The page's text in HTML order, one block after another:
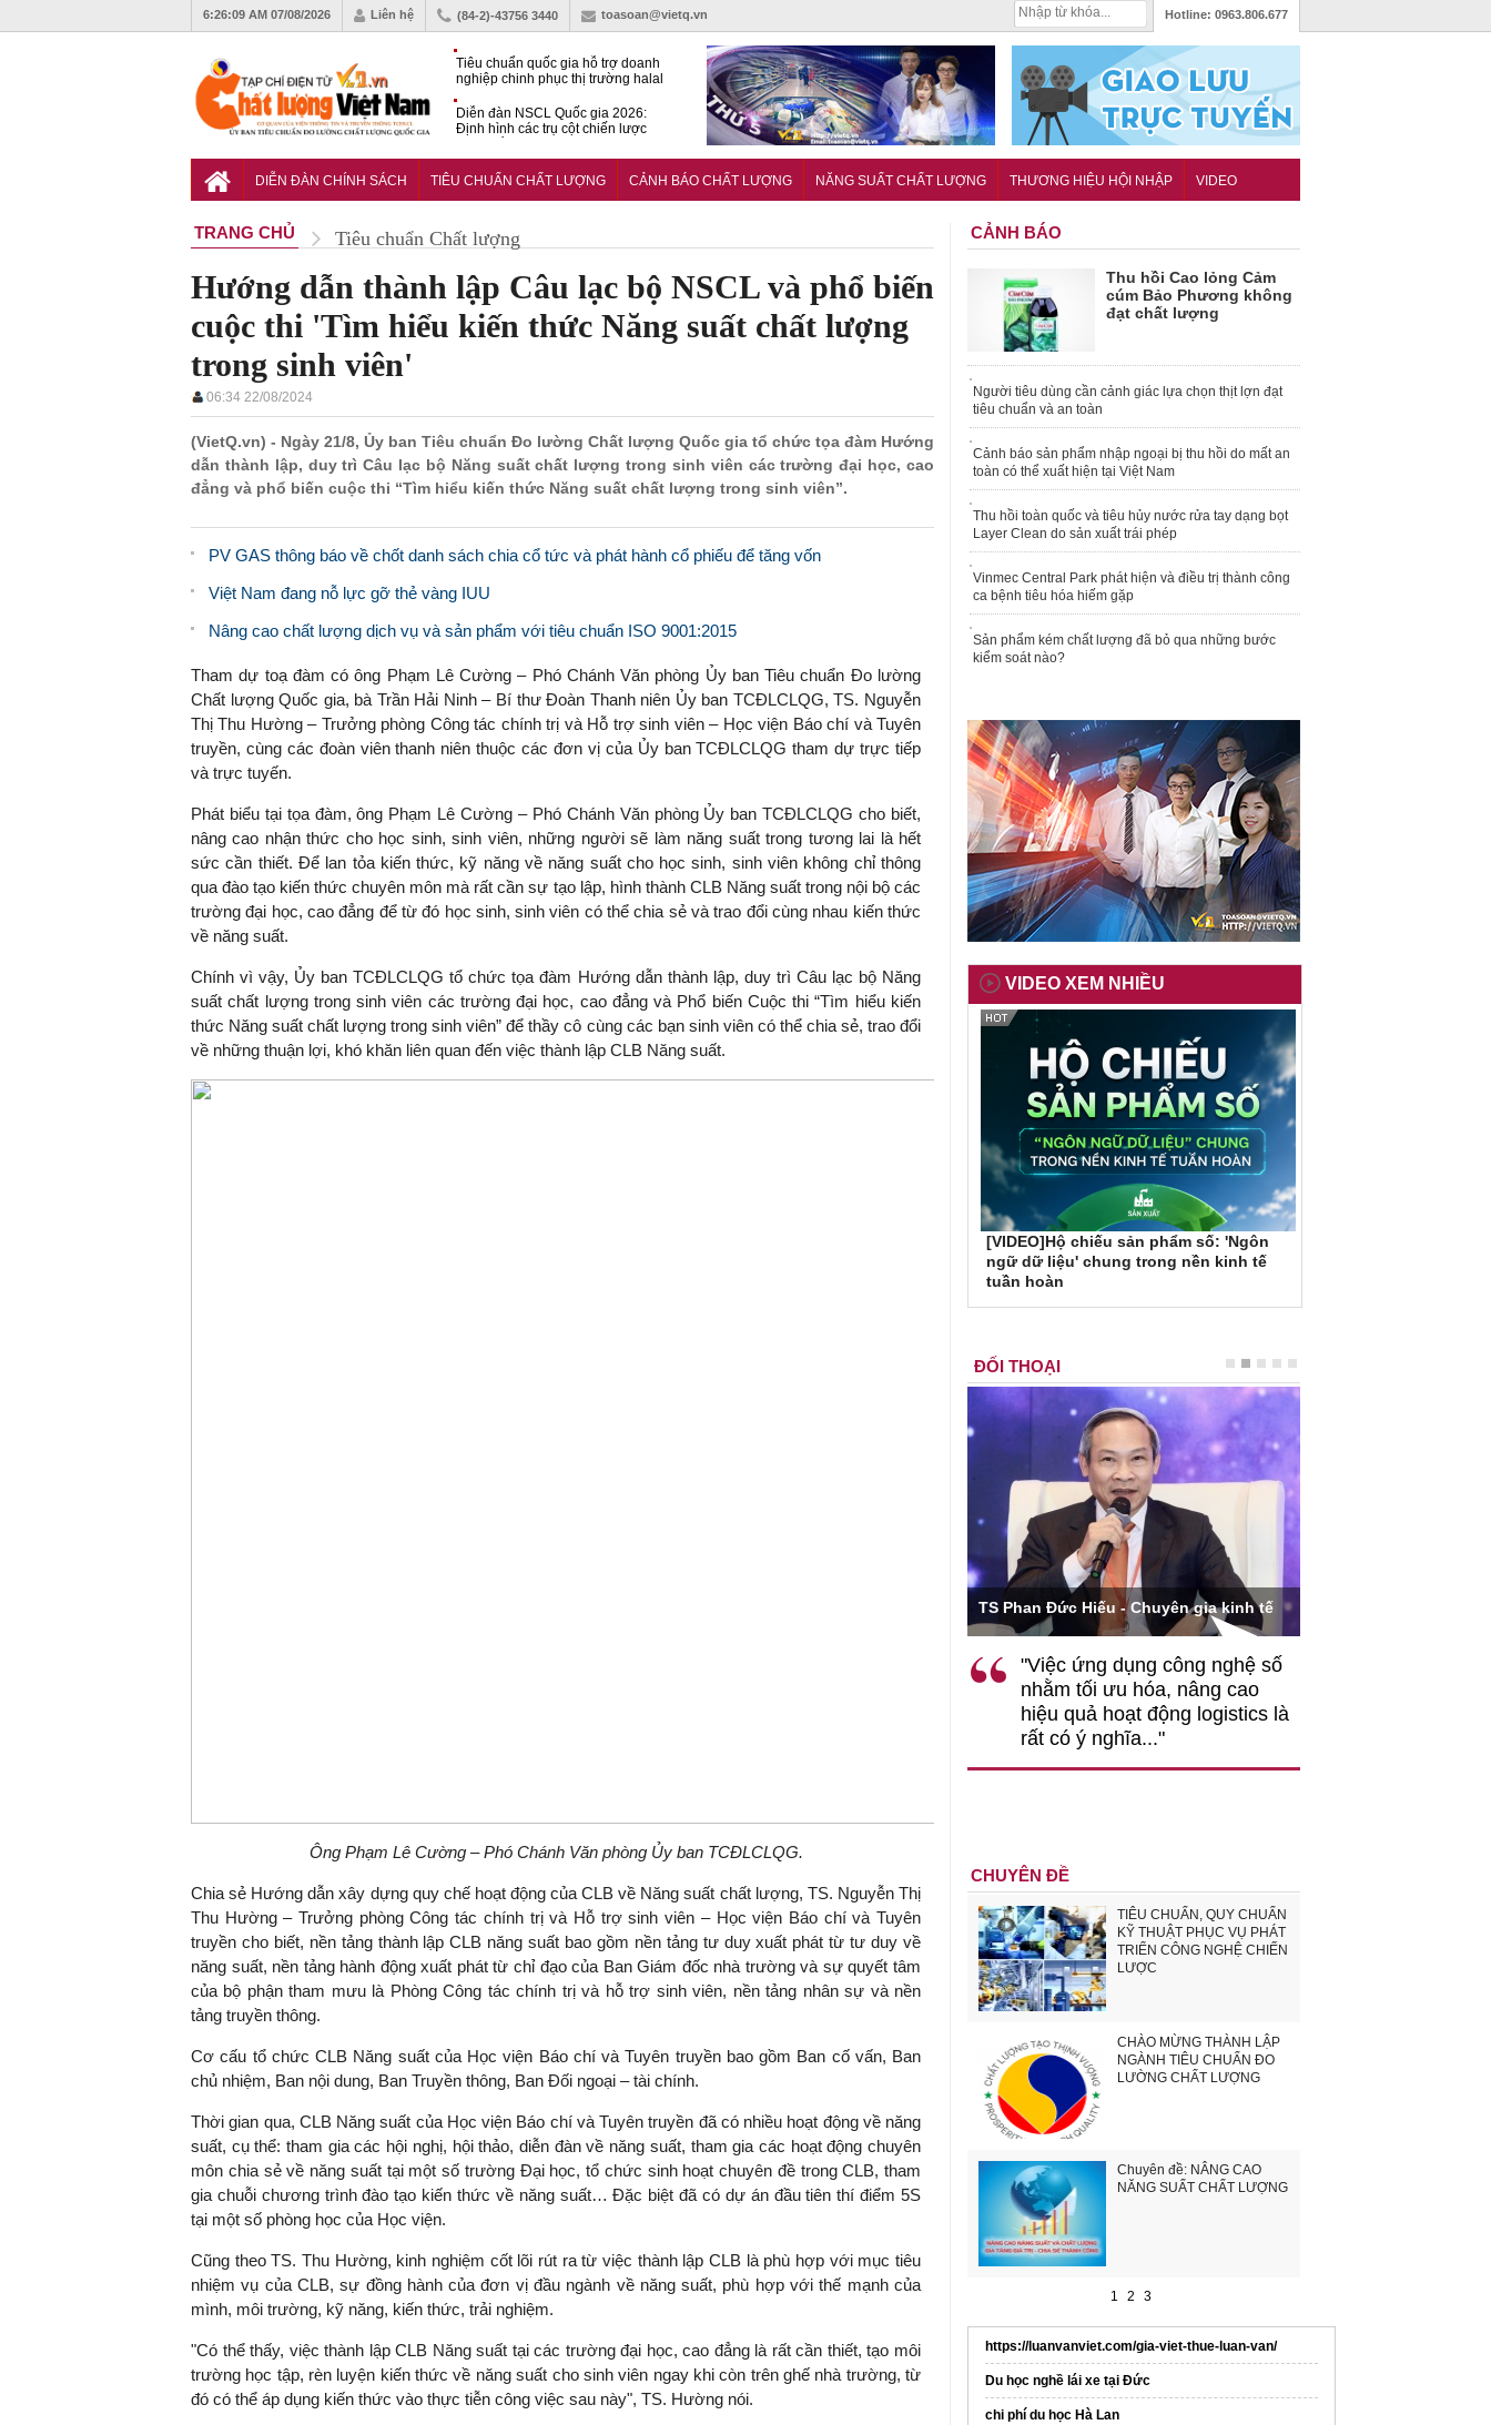
6:26:10 AM 07/08/2026 Liên hệ (84-2)-43756 3440 toasoan@vietq.vn Hotline: 0963.806.677
Tiêu chuẩn quốc gia hỗ trợ doanh
nghiệp chinh phục thị trường halal
Diễn đàn NSCL Quốc gia 2026:
Định hình các trụ cột chiến lược
Chất lượng Quốc gia năm 2026
DIỄN ĐÀN CHÍNH SÁCH TIÊU CHUẨN CHẤT LƯỢNG CẢNH BÁO CHẤT LƯỢNG NĂNG SUẤT CHẤT LƯỢNG THƯƠNG HIỆU HỘI NHẬP VIDEO
TRANG CHỦ Tiêu chuẩn Chất lượng
Hướng dẫn thành lập Câu lạc bộ NSCL và phổ biến
cuộc thi 'Tìm hiểu kiến thức Năng suất chất lượng
trong sinh viên'
06:34 22/08/2024
(VietQ.vn) - Ngày 21/8, Ủy ban Tiêu chuẩn Đo lường Chất lượng Quốc gia tổ chức tọa đàm Hướng
dẫn thành lập, duy trì Câu lạc bộ Năng suất chất lượng trong sinh viên các trường đại học, cao
đẳng và phổ biến cuộc thi “Tìm hiểu kiến thức Năng suất chất lượng trong sinh viên”.
PV GAS thông báo về chốt danh sách chia cổ tức và phát hành cổ phiếu để tăng vốn
Việt Nam đang nỗ lực gỡ thẻ vàng IUU
Nâng cao chất lượng dịch vụ và sản phẩm với tiêu chuẩn ISO 9001:2015
Tham dự toạ đàm có ông Phạm Lê Cường – Phó Chánh Văn phòng Ủy ban Tiêu chuẩn Đo lường
Chất lượng Quốc gia, bà Trần Hải Ninh – Bí thư Đoàn Thanh niên Ủy ban TCĐLCLQG, TS. Nguyễn
Thị Thu Hường – Trưởng phòng Công tác chính trị và Hỗ trợ sinh viên – Học viện Báo chí và Tuyên
truyền, cùng các đoàn viên thanh niên thuộc các đơn vị của Ủy ban TCĐLCLQG tham dự trực tiếp
và trực tuyến.
Phát biểu tại tọa đàm, ông Phạm Lê Cường – Phó Chánh Văn phòng Ủy ban TCĐLCLQG cho biết,
nâng cao nhận thức cho học sinh, sinh viên, những người sẽ làm năng suất trong tương lai là hết
sức cần thiết. Để lan tỏa kiến thức, kỹ năng về năng suất cho học sinh, sinh viên không chỉ thông
qua đào tạo kiến thức chuyên môn mà rất cần sự tạo lập, hình thành CLB Năng suất trong nội bộ các
trường đại học, cao đẳng để từ đó học sinh, sinh viên có thể chia sẻ và trao đổi cùng nhau kiến thức
về năng suất.
Chính vì vậy, Ủy ban TCĐLCLQG tổ chức tọa đàm Hướng dẫn thành lập, duy trì Câu lạc bộ Năng
suất chất lượng trong sinh viên các trường đại học, cao đẳng và Phổ biến Cuộc thi “Tìm hiểu kiến
thức Năng suất chất lượng trong sinh viên” để thầy cô cùng các bạn sinh viên có thể chia sẻ, trao đổi
về những thuận lợi, khó khăn liên quan đến việc thành lập CLB Năng suất.
Ông Phạm Lê Cường – Phó Chánh Văn phòng Ủy ban TCĐLCLQG.
Chia sẻ Hướng dẫn xây dựng quy chế hoạt động của CLB về Năng suất chất lượng, TS. Nguyễn Thị
Thu Hường – Trưởng phòng Công tác chính trị và Hỗ trợ sinh viên – Học viện Báo chí và Tuyên
truyền cho biết, nền tảng thành lập CLB năng suất bao gồm nền tảng tư duy xuất phát từ tư duy về
năng suất, nền tảng hành động xuất phát từ chỉ đạo của Ban Giám đốc nhà trường và sự quyết tâm
của bộ phận tham mưu là Phòng Công tác chính trị và hỗ trợ sinh viên, nền tảng nhân sự và nền
tảng truyền thông.
Cơ cấu tổ chức CLB Năng suất của Học viện Báo chí và Tuyên truyền bao gồm Ban cố vấn, Ban
chủ nhiệm, Ban nội dung, Ban Truyền thông, Ban Đối ngoại – tài chính.
Thời gian qua, CLB Năng suất của Học viện Báo chí và Tuyên truyền đã có nhiều hoạt động về năng
suất, cụ thể: tham gia các hội nghị, hội thảo, diễn đàn về năng suất, tham gia các hoạt động chuyên
môn chia sẻ về năng suất tại một số trường Đại học, tổ chức sinh hoạt chuyên đề trong CLB, tham
gia chuỗi chương trình đào tạo kiến thức về năng suất… Đặc biệt đã có dự án đầu tiên thí điểm 5S
tại một số phòng học của Học viện.
Cũng theo TS. Thu Hường, kinh nghiệm cốt lõi rút ra từ việc thành lập CLB là phù hợp với mục tiêu
nhiệm vụ của CLB, sự đồng hành của đơn vị đầu ngành về năng suất, phù hợp với thế mạnh của
mình, môi trường, kỹ năng, kiến thức, trải nghiệm.
"Có thể thấy, việc thành lập CLB Năng suất tại các trường đại học, cao đẳng là rất cần thiết, tạo môi
trường học tập, rèn luyện kiến thức về năng suất cho sinh viên ngay khi còn trên ghế nhà trường, từ
đó có thể áp dụng kiến thức vào thực tiễn công việc sau này", TS. Hường nói.
CẢNH BÁO
Thu hồi Cao lỏng Cảm
cúm Bảo Phương không
đạt chất lượng
Người tiêu dùng cần cảnh giác lựa chọn thịt lợn đạt
tiêu chuẩn và an toàn
Cảnh báo sản phẩm nhập ngoại bị thu hồi do mất an
toàn có thể xuất hiện tại Việt Nam
Thu hồi toàn quốc và tiêu hủy nước rửa tay dạng bọt
Layer Clean do sản xuất trái phép
Vinmec Central Park phát hiện và điều trị thành công
ca bệnh tiêu hóa hiếm gặp
Sản phẩm kém chất lượng đã bỏ qua những bước
kiểm soát nào?
VIDEO XEM NHIỀU
[VIDEO]Hộ chiếu sản phẩm số: 'Ngôn
ngữ dữ liệu' chung trong nền kinh tế
tuần hoàn
ĐỐI THOẠI
TS Phan Đức Hiếu - Chuyên gia kinh tế
"Việc ứng dụng công nghệ số
nhằm tối ưu hóa, nâng cao
hiệu quả hoạt động logistics là
rất có ý nghĩa..."
CHUYÊN ĐỀ
TIÊU CHUẨN, QUY CHUẨN
KỸ THUẬT PHỤC VỤ PHÁT
TRIỂN CÔNG NGHỆ CHIẾN
LƯỢC
CHÀO MỪNG THÀNH LẬP
NGÀNH TIÊU CHUẨN ĐO
LƯỜNG CHẤT LƯỢNG
Chuyên đề: NÂNG CAO
NĂNG SUẤT CHẤT LƯỢNG
1 2 3
https://luanvanviet.com/gia-viet-thue-luan-van/
Du học nghề lái xe tại Đức
chi phí du học Hà Lan